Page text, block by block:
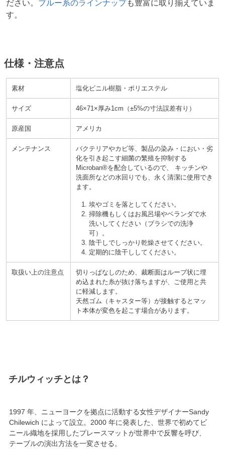
ださい。 ブルー系のラインナップも豊富に取り揃えていま
す。
仕様・注意点
素材 塩化ビニル樹脂・ポリエステル
サイズ 46×71×厚み1cm ±5%の寸法誤差有り
原産国 アメリカ
メンテナンス バクテリアやカビ等、製品の染み におい
劣
化を引き起こす細菌の繁殖を抑制する
Microban®を配合しているので、 キッチンや
洗面所などの水回りでも、永く清潔に使用でき
ます。
埃やゴミを落としてください。
掃除機もしくはお風呂場やベランダで水
洗いしてください
ブラシでの洗浄
可
。
陰干しでしっかり乾燥させてください。
定期的に陰干ししてください。
取扱い上の注意点
切りっぱなしのため、裁断面はループ状に埋
め込まれた糸が抜け落ちますが、ご使用と共
に軽減します。
天然ゴム
キャスター等
が接触するとマッ
ト本体が変色を起こす場合があります。
チルウィッチ
1997 年、ニューヨークを拠点に活動する女性デザイナーSandy
Chilewich によって設立。 2000 年に発表した、 世界で初めてビ
ニール織地を採用 したプレースマットが世界中で反響を呼び、
テーブルの演出方法を一変させる。